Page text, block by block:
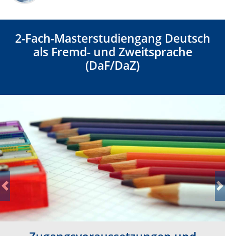
2-Fach-Masterstudiengang Deutsch
als Fremd- und Zweitsprache
(DaF/DaZ)
Previous